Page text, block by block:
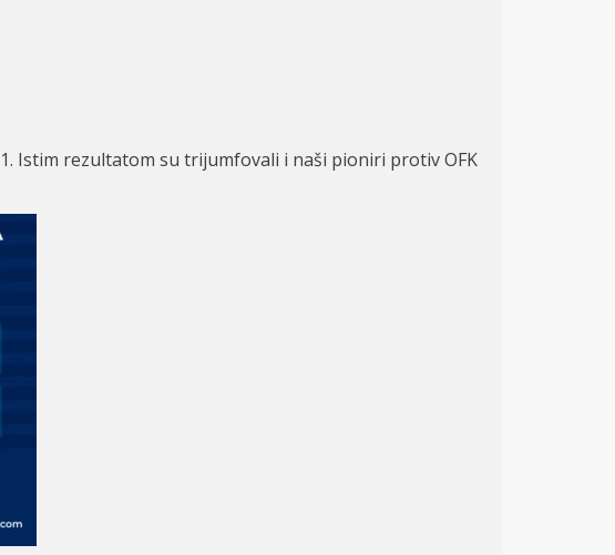
1. Istim rezultatom su trijumfovali i naši pioniri protiv OFK